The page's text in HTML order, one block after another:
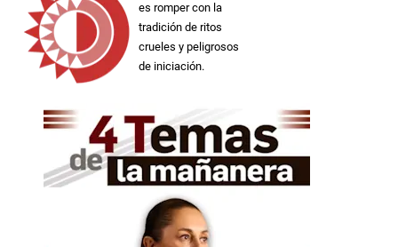
es romper con la
tradición de ritos
crueles y peligrosos
de iniciación.